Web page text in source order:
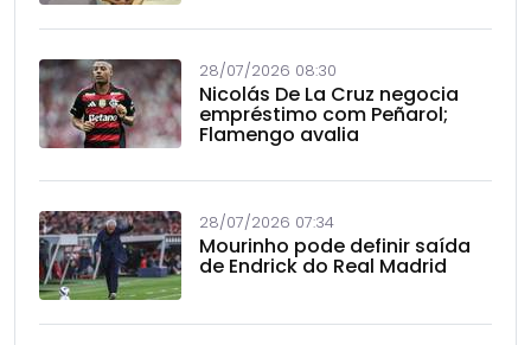
28/07/2026 08:30
Nicolás De La Cruz negocia
empréstimo com Peñarol;
Flamengo avalia
28/07/2026 07:34
Mourinho pode definir saída
de Endrick do Real Madrid